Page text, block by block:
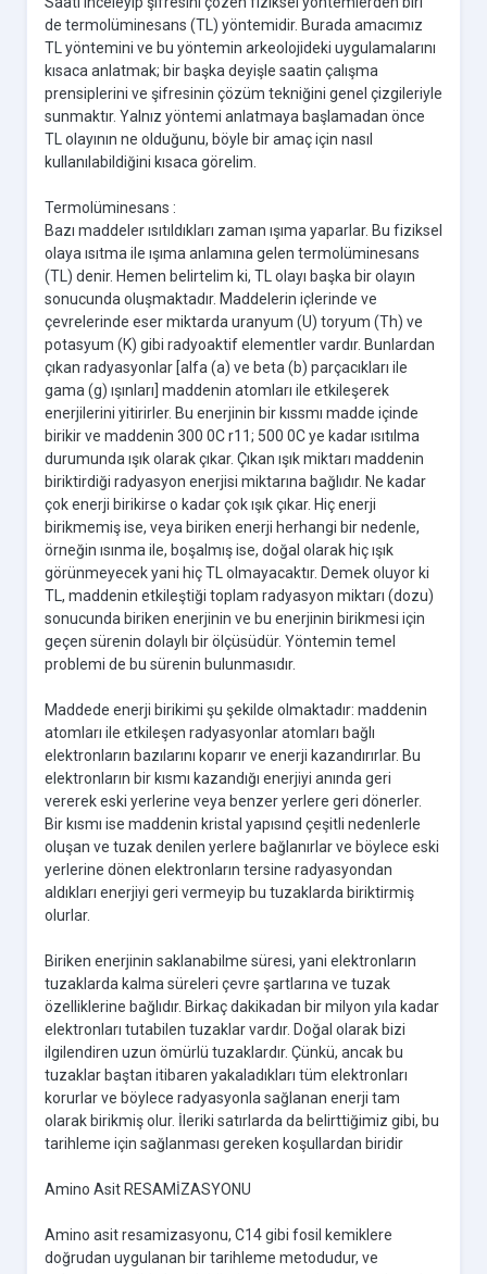
de termolüminesans (TL) yöntemidir. Burada amacımız
TL yöntemini ve bu yöntemin arkeolojideki uygulamalarını
kısaca anlatmak; bir başka deyişle saatin çalışma
prensiplerini ve şifresinin çözüm tekniğini genel çizgileriyle
sunmaktır. Yalnız yöntemi anlatmaya başlamadan önce
TL olayının ne olduğunu, böyle bir amaç için nasıl
kullanılabildiğini kısaca görelim.
Termolüminesans :
Bazı maddeler ısıtıldıkları zaman ışıma yaparlar. Bu fiziksel
olaya ısıtma ile ışıma anlamına gelen termolüminesans
(TL) denir. Hemen belirtelim ki, TL olayı başka bir olayın
sonucunda oluşmaktadır. Maddelerin içlerinde ve
çevrelerinde eser miktarda uranyum (U) toryum (Th) ve
potasyum (K) gibi radyoaktif elementler vardır. Bunlardan
çıkan radyasyonlar [alfa (a) ve beta (b) parçacıkları ile
gama (g) ışınları] maddenin atomları ile etkileşerek
enerjilerini yitirirler. Bu enerjinin bir kıssmı madde içinde
birikir ve maddenin 300 0C r11; 500 0C ye kadar ısıtılma
durumunda ışık olarak çıkar. Çıkan ışık miktarı maddenin
biriktirdiği radyasyon enerjisi miktarına bağlıdır. Ne kadar
çok enerji birikirse o kadar çok ışık çıkar. Hiç enerji
birikmemiş ise, veya biriken enerji herhangi bir nedenle,
örneğin ısınma ile, boşalmış ise, doğal olarak hiç ışık
görünmeyecek yani hiç TL olmayacaktır. Demek oluyor ki
TL, maddenin etkileştiği toplam radyasyon miktarı (dozu)
sonucunda biriken enerjinin ve bu enerjinin birikmesi için
geçen sürenin dolaylı bir ölçüsüdür. Yöntemin temel
problemi de bu sürenin bulunmasıdır.
Maddede enerji birikimi şu şekilde olmaktadır: maddenin
atomları ile etkileşen radyasyonlar atomları bağlı
elektronların bazılarını koparır ve enerji kazandırırlar. Bu
elektronların bir kısmı kazandığı enerjiyi anında geri
vererek eski yerlerine veya benzer yerlere geri dönerler.
Bir kısmı ise maddenin kristal yapısınd çeşitli nedenlerle
oluşan ve tuzak denilen yerlere bağlanırlar ve böylece eski
yerlerine dönen elektronların tersine radyasyondan
aldıkları enerjiyi geri vermeyip bu tuzaklarda biriktirmiş
olurlar.
Biriken enerjinin saklanabilme süresi, yani elektronların
tuzaklarda kalma süreleri çevre şartlarına ve tuzak
özelliklerine bağlıdır. Birkaç dakikadan bir milyon yıla kadar
elektronları tutabilen tuzaklar vardır. Doğal olarak bizi
ilgilendiren uzun ömürlü tuzaklardır. Çünkü, ancak bu
tuzaklar baştan itibaren yakaladıkları tüm elektronları
korurlar ve böylece radyasyonla sağlanan enerji tam
olarak birikmiş olur. İleriki satırlarda da belirttiğimiz gibi, bu
tarihleme için sağlanması gereken koşullardan biridir
Amino Asit RESAMİZASYONU
Amino asit resamizasyonu, C14 gibi fosil kemiklere
doğrudan uygulanan bir tarihleme metodudur, ve